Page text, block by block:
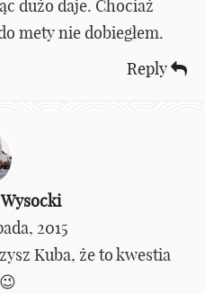
dużo daje. Chociaż
mety nie dobiegłem.
Reply
Wysocki
2015
Kuba, że to kwestia